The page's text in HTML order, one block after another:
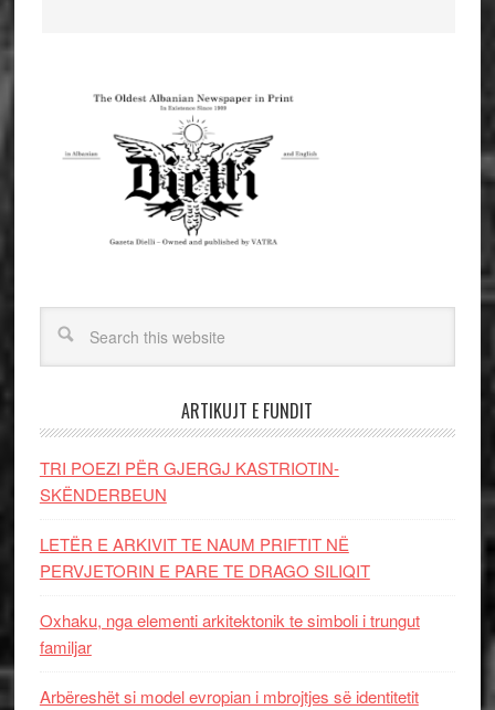
ARTIKUJT E FUNDIT
TRI POEZI PËR GJERGJ KASTRIOTIN-
SKËNDERBEUN
LETËR E ARKIVIT TE NAUM PRIFTIT NË
PERVJETORIN E PARE TE DRAGO SILIQIT
Oxhaku, nga elementi arkitektonik te simboli i trungut
familjar
Arbëreshët si model evropian i mbrojtjes së identitetit